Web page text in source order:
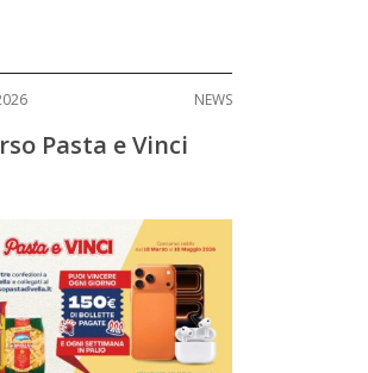
NEWS
Pasta e Vinci